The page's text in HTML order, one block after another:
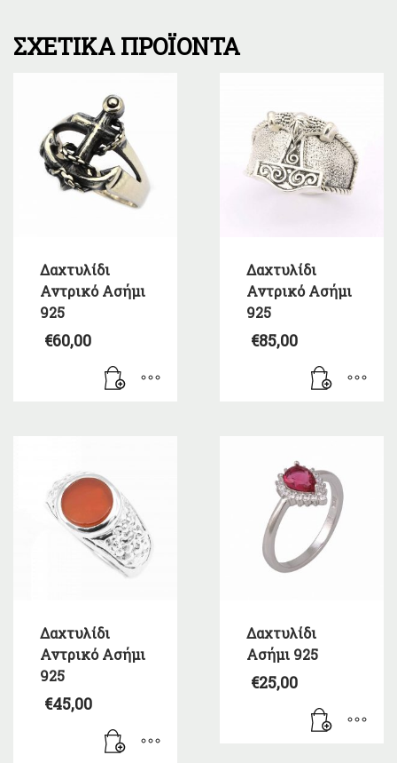
ΣΧΕΤΙΚΆ ΠΡΟΪΌΝΤΑ
Δαχτυλίδι
Αντρικό Ασήμι
925
€60,00
Δαχτυλίδι
Αντρικό Ασήμι
925
€85,00
Δαχτυλίδι
Αντρικό Ασήμι
925
€45,00
Δαχτυλίδι
Ασήμι 925
€25,00